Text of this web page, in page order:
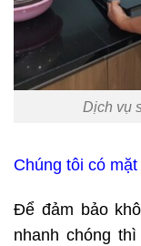
Dịch vụ
Chúng tôi có
Để đảm bảo
nhanh chóng